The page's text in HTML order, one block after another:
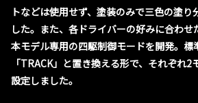
トなどは使用せず、塗装のみで三色の塗り
した。また、各ドライバーの好みに合わせ
本モデル専用の四駆制御モードを開発。標
「TRACK」と置き換える形で、それぞれ
設定しました。